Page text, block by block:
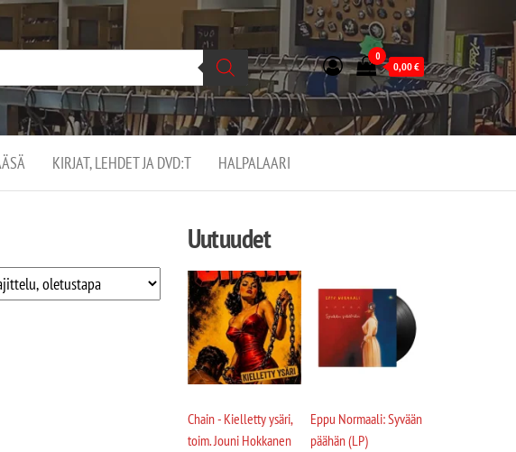
0
0,00€
KIRJAT, LEHDET JA DVD:T HALPALAARI
Uutuudet
Chain - Kielletty ysäri,
toim. Jouni Hokkanen
Eppu Normaali: Syvään
päähän (LP)